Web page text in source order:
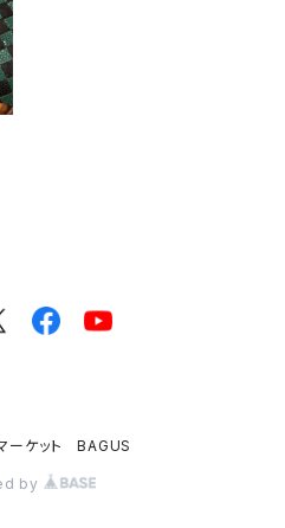
ーケット BAGUS
by